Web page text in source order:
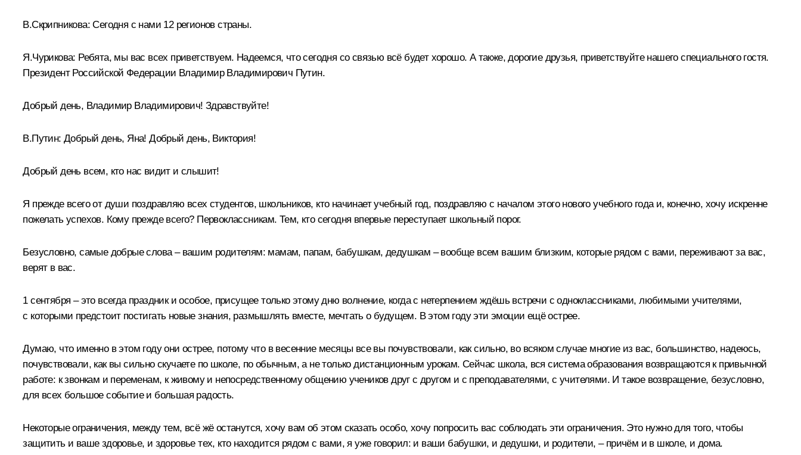
В.Скрипникова: Сегодня с нами 12 регионов страны.
Я.Чурикова: Ребята, мы вас всех приветствуем. Надеемся, что сегодня со связью всё будет хорошо. А также, дорогие друзья, приветствуйте нашего специального гостя.
Президент Российской Федерации Владимир Владимирович Путин.
Добрый день, Владимир Владимирович! Здравствуйте!
В.Путин: Добрый день, Яна! Добрый день, Виктория!
Добрый день всем, кто нас видит и слышит!
Я прежде всего от души поздравляю всех студентов, школьников, кто начинает учебный год, поздравляю с началом этого нового учебного года и, конечно, хочу искренне
пожелать успехов. Кому прежде всего? Первоклассникам. Тем, кто сегодня впервые переступает школьный порог.
Безусловно, самые добрые слова – вашим родителям: мамам, папам, бабушкам, дедушкам – вообще всем вашим близким, которые рядом с вами, переживают за вас,
верят в вас.
1 сентября – это всегда праздник и особое, присущее только этому дню волнение, когда с нетерпением ждёшь встречи с одноклассниками, любимыми учителями,
с которыми предстоит постигать новые знания, размышлять вместе, мечтать о будущем. В этом году эти эмоции ещё острее.
Думаю, что именно в этом году они острее, потому что в весенние месяцы все вы почувствовали, как сильно, во всяком случае многие из вас, большинство, надеюсь,
почувствовали, как вы сильно скучаете по школе, по обычным, а не только дистанционным урокам. Сейчас школа, вся система образования возвращаются к привычной
работе: к звонкам и переменам, к живому и непосредственному общению учеников друг с другом и с преподавателями, с учителями. И такое возвращение, безусловно,
для всех большое событие и большая радость.
Некоторые ограничения, между тем, всё жё останутся, хочу вам об этом сказать особо, хочу попросить вас соблюдать эти ограничения. Это нужно для того, чтобы
защитить и ваше здоровье, и здоровье тех, кто находится рядом с вами, я уже говорил: и ваши бабушки, и дедушки, и родители, – причём и в школе, и дома.